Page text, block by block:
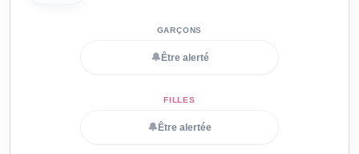
🔔 Être alerté
🔔 Être alertée